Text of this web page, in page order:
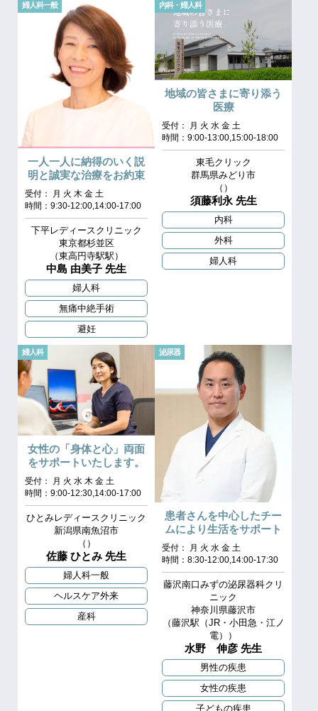
婦人科一般
一人一人に納得のいく説
明と誠実な治療をお約束
受付： 月 火 木 金 土
時間：9:30-12:00,14:00-17:00
下平レディースクリニック
東京都杉並区
（東高円寺駅駅）
中島 由美子 先生
婦人科
無痛中絶手術
避妊
内科・婦人科
地域の皆さまに寄り添う
医療
受付： 月 火 水 金 土
時間：9:00-13:00,15:00-18:00
東毛クリック
群馬県みどり市
（）
須藤利永 先生
内科
外科
婦人科
婦人科
女性の「身体と心」両面
をサポートいたします。
受付： 月 火 水 木 金 土
時間：9:00-12:30,14:00-17:00
ひとみレディースクリニック
新潟県南魚沼市
（）
佐藤 ひとみ 先生
婦人科一般
ヘルスケア外来
産科
泌尿器
患者さんを中心したチー
ムにより生活をサポート
受付： 月 火 水 金 土
時間：8:30-12:00,14:00-17:30
藤沢南口みずの泌尿器科クリ
ニック
神奈川県藤沢市
（藤沢駅（JR・小田急・江ノ
電））
水野 伸彦 先生
男性の疾患
女性の疾患
子どもの疾患